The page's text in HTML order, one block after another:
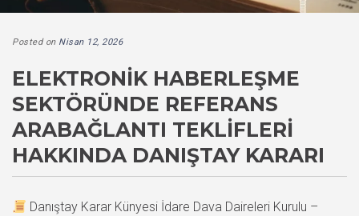
Posted on Nisan 12, 2026
ELEKTRONIK HABERLEŞME
SEKTÖRÜNDE REFERANS
ARABAĞLANTI TEKLIFLERI
HAKKINDA DANIŞTAY KARARI
Danıştay Karar Künyesi İdare Dava Daireleri Kurulu –